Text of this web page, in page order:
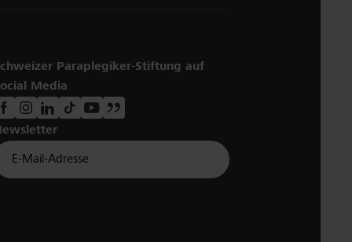
Paraplegiker-Stiftung auf
Media
Für Newsletter der Paraplegiker Stiftung anmelden